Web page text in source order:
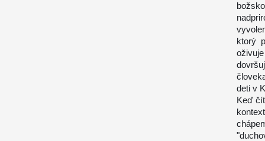
ktorý
deti v
Keď